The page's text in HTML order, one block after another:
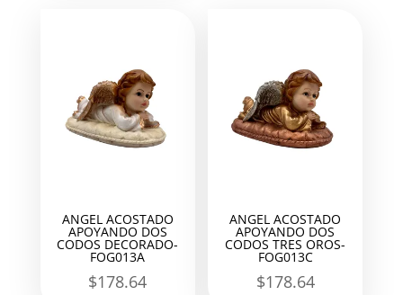
ANGEL ACOSTADO
APOYANDO DOS
CODOS DECORADO-
FOG013A
$178.64
ANGEL ACOSTADO
APOYANDO DOS
CODOS TRES OROS-
FOG013C
$178.64